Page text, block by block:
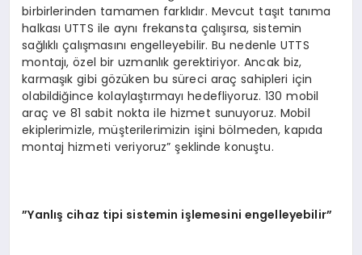
birbirlerinden tamamen farklıdır. Mevcut taşıt tanıma
halkası UTTS ile aynı frekansta çalışırsa, sistemin
sağlıklı çalışmasını engelleyebilir. Bu nedenle UTTS
montajı, özel bir uzmanlık gerektiriyor. Ancak biz,
karmaşık gibi gözüken bu süreci araç sahipleri için
olabildiğince kolaylaştırmayı hedefliyoruz. 130 mobil
araç ve 81 sabit nokta ile hizmet sunuyoruz. Mobil
ekiplerimizle, müşterilerimizin işini bölmeden, kapıda
montaj hizmeti veriyoruz” şeklinde konuştu.
”Yanlış cihaz tipi sistemin işlemesini engelleyebilir”